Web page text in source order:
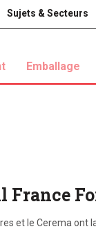
Sujets & Secteurs
Emballage
France
et le Cerema